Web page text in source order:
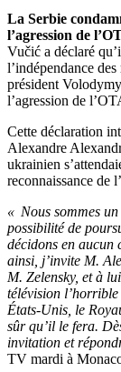
La Serbie
l’agression de
Vučić a déclaré
l’indépendance
président
l’agression de
Cette déclaration
Alexandre
ukrainien
reconnaissance de
« Nous sommes
possibilité de
décidons en aucun
ainsi, j’invite M.
M. Zelensky, et à
télévision
États-Unis, le
sûr qu’il le fera.
invitation et
TV mardi à